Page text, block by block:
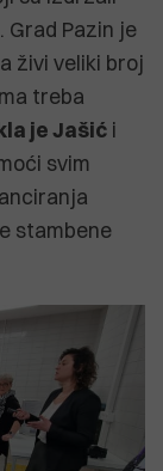
Grad Pazin je
živi veliki broj
treba
je Jašić i
svim
stambene